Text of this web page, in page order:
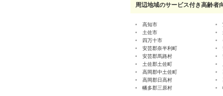
周辺地域のサービス付き高齢者
高知市
土佐市
四万十市
安芸郡奈半利町
安芸郡馬路村
土佐郡土佐町
高岡郡中土佐町
高岡郡日高村
幡多郡三原村